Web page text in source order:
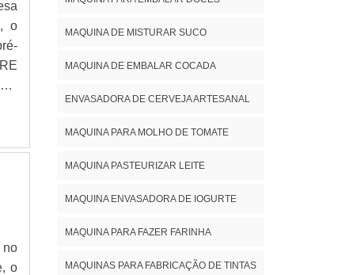
o
a
o
a
no
o
MAQUINA DE MISTURAR SUCO
MAQUINA DE EMBALAR COCADA
ENVASADORA DE CERVEJA ARTESANAL
MAQUINA PARA MOLHO DE TOMATE
MAQUINA PASTEURIZAR LEITE
MAQUINA ENVASADORA DE IOGURTE
MAQUINA PARA FAZER FARINHA
MAQUINAS PARA FABRICAÇÃO DE TINTAS